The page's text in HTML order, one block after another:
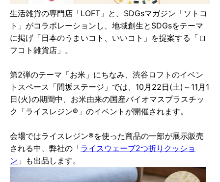
生活雑貨の専門店「LOFT」と、SDGsマガジン「ソトコ
ト」がコラボレーションし、地域創生とSDGsをテーマ
に掲げ「日本のうまいコト、いいコト」を提案する「ロ
フコト雑貨店」。
第2弾のテーマ「お米」にちなみ、渋谷ロフトのイベン
トスペース「間坂ステージ」では、10月22日(土)～11月1
日(火)の期間中、お米由来の国産バイオマスプラスチッ
ク「ライスレジン®」のイベントが開催されます。
会場ではライスレジン®を使った商品の一部が展示販売
される中、弊社の「ライスウェーブ2つ折りクッショ
ン 」も出品します。